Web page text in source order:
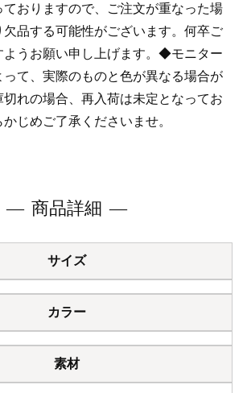
おりますので、ご注文が重なった場
品する可能性がございます。何卒ご
ようお願い申し上げます。◆モニター
て、実際のものと色が異なる場合が
れの場合、再入荷は未定となってお
じめご了承くださいませ。
商品詳細
サイズ
カラー
素材